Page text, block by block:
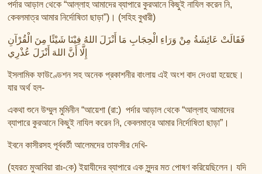
পর্দার আড়াল থেকে “আল্লাহ আমাদের ব্যাপারে কুরআনে কিছুই নাযিল করেন নি,
কেবলমাত্র আমার নির্দোষিতা ছাড়া”)। (সহিহ বুখারী)
فَقَالَتْ عَائِشَةُ مِنْ وَرَاءِ الْحِجَابِ مَا أَنْزَلَ اللهُ فِيْنَا شَيْئًا مِنَ الْقُرْآنِ
إِلَّا أَنَّ اللهَ أَنْزَلَ عُذْرِي
ইসলামিক ফাউণ্ডেশন সহ অনেক প্রকাশনীর বাংলায় এই অংশ বাদ দেওয়া হয়েছে।
যার অর্থ হল-
একথা শুনে উম্মুল মুমিনীন “আয়েশা (রা:) পর্দার আড়াল থেকে “আল্লাহ আমাদের
ব্যাপারে কুরআনে কিছুই নাযিল করেন নি, কেবলমাত্র আমার নির্দোষিতা ছাড়া”।
ইবনে কাসীরসহ পূর্ববর্তী আলেমদের তাফসীর দেখি-
(হযরত মুআবিয়া রাঃ-কে) ইয়াযীদের ব্যাপারে এক সুন্দর মত পোষণ করিয়েছিলেন। যদি